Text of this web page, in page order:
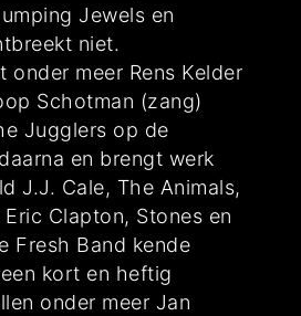
Jewels en
niet.
onder meer Rens Kelder
Schotman (zang)
Jugglers op de
en brengt werk
J.J. Cale, The Animals,
Clapton, Stones en
Fresh Band kende
kort en heftig
onder meer Jan